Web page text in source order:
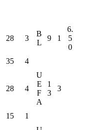
28 3
B
L
9 1
6.
5
0
35 4
28 4
U
E
F
A
1
3
3
15 1